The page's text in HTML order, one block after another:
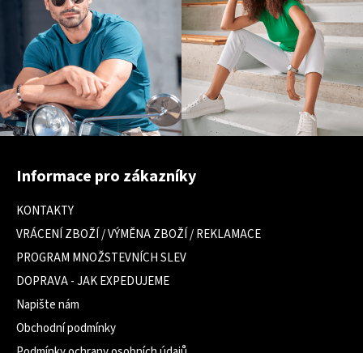
Z
Informace pro zákazníky
KONTAKTY
VRÁCENÍ ZBOŽÍ / VÝMĚNA ZBOŽÍ / REKLAMACE
PROGRAM MNOŽSTEVNÍCH SLEV
DOPRAVA - JAK EXPEDUJEME
Napište nám
Obchodní podmínky